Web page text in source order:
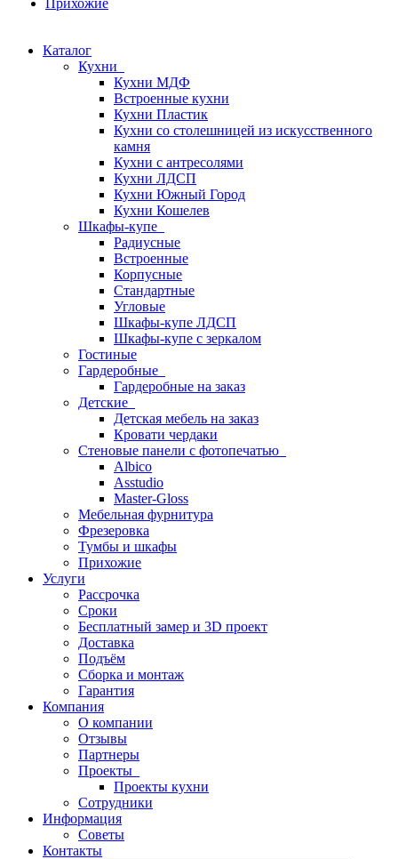
Прихожие
Каталог
Кухни
Кухни МДФ
Встроенные кухни
Кухни Пластик
Кухни со столешницей из искусcтвенного
камня
Кухни с антресолями
Кухни ЛДСП
Кухни Южный Город
Кухни Кошелев
Шкафы-купе
Радиусные
Встроенные
Корпусные
Стандартные
Угловые
Шкафы-купе ЛДСП
Шкафы-купе с зеркалом
Гостиные
Гардеробные
Гардеробные на заказ
Детские
Детская мебель на заказ
Кровати чердаки
Стеновые панели с фотопечатью
Albico
Asstudio
Master-Gloss
Мебельная фурнитура
Фрезеровка
Тумбы и шкафы
Прихожие
Услуги
Рассрочка
Сроки
Бесплатный замер и 3D проект
Доставка
Подъём
Сборка и монтаж
Гарантия
Компания
О компании
Отзывы
Партнеры
Проекты
Проекты кухни
Сотрудники
Информация
Советы
Контакты